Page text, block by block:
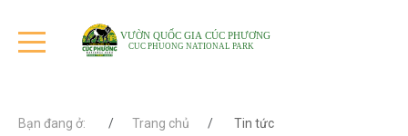
CUC PHUONG NATIONAL PARK
VƯỜN QUỐC GIA CÚC PHƯƠNG
Bạn đang ở: Trang chủ Tin tức